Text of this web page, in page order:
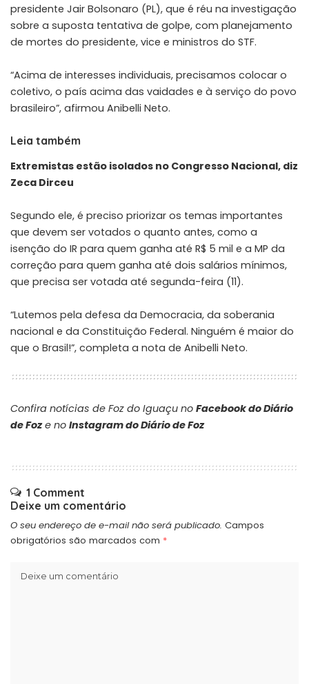
presidente Jair Bolsonaro (PL), que é réu na investigação
sobre a suposta tentativa de golpe, com planejamento
de mortes do presidente, vice e ministros do STF.
“Acima de interesses individuais, precisamos colocar o
coletivo, o país acima das vaidades e à serviço do povo
brasileiro”, afirmou Anibelli Neto.
Leia também
Extremistas estão isolados no Congresso Nacional, diz
Zeca Dirceu
Segundo ele, é preciso priorizar os temas importantes
que devem ser votados o quanto antes, como a
isenção do IR para quem ganha até R$ 5 mil e a MP da
correção para quem ganha até dois salários mínimos,
que precisa ser votada até segunda-feira (11).
“Lutemos pela defesa da Democracia, da soberania
nacional e da Constituição Federal. Ninguém é maior do
que o Brasil!”, completa a nota de Anibelli Neto.
Confira notícias de Foz do Iguaçu no Facebook do Diário
de Foze no Instagram do Diário de Foz
1 Comment
Deixe um comentário
O seu endereço de e-mail não será publicado. Campos
obrigatórios são marcados com *